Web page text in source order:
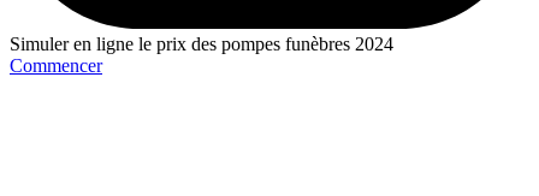
Simuler en ligne le prix des pompes funèbres 2024
Commencer